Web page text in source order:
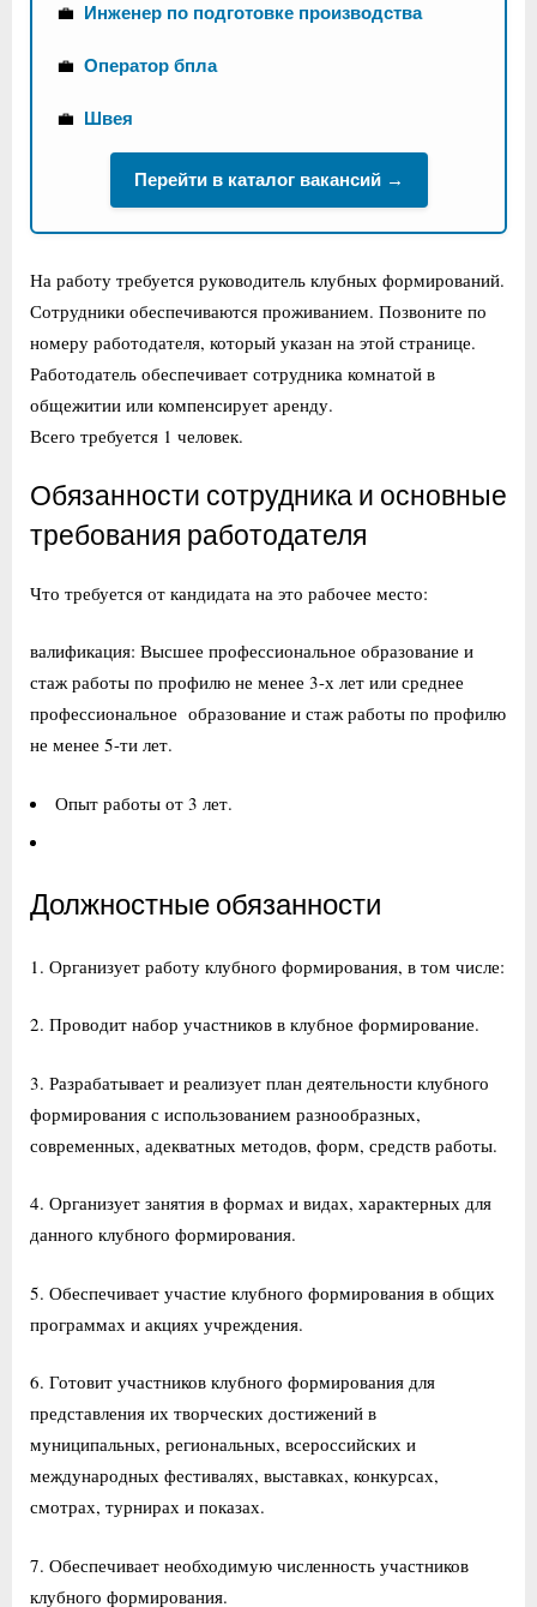
💼 Инженер по подготовке производства
💼 Оператор бпла
💼 Швея
Перейти в каталог вакансий →
На работу требуется руководитель клубных формирований.
Сотрудники обеспечиваются проживанием. Позвоните по
номеру работодателя, который указан на этой странице.
Работодатель обеспечивает сотрудника комнатой в
общежитии или компенсирует аренду.
Всего требуется 1 человек.
Обязанности сотрудника и основные
требования работодателя
Что требуется от кандидата на это рабочее место:
валификация: Высшее профессиональное образование и
стаж работы по профилю не менее 3-х лет или среднее
профессиональное образование и стаж работы по профилю
не менее 5-ти лет.
Опыт работы от 3 лет.
Должностные обязанности
1. Организует работу клубного формирования, в том числе:
2. Проводит набор участников в клубное формирование.
3. Разрабатывает и реализует план деятельности клубного
формирования с использованием разнообразных,
современных, адекватных методов, форм, средств работы.
4. Организует занятия в формах и видах, характерных для
данного клубного формирования.
5. Обеспечивает участие клубного формирования в общих
программах и акциях учреждения.
6. Готовит участников клубного формирования для
представления их творческих достижений в
муниципальных, региональных, всероссийских и
международных фестивалях, выставках, конкурсах,
смотрах, турнирах и показах.
7. Обеспечивает необходимую численность участников
клубного формирования.